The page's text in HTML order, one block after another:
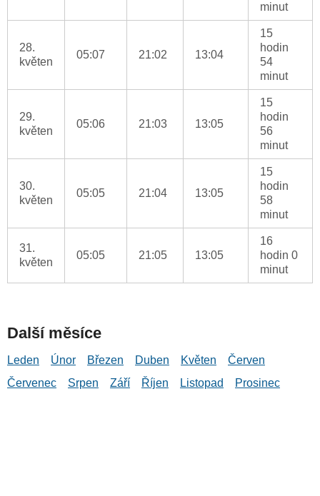
minut
28.
květen
05:07 21:02 13:04
15
hodin
54
minut
29.
květen
05:06 21:03 13:05
15
hodin
56
minut
30.
květen
05:05 21:04 13:05
15
hodin
58
minut
31.
květen
05:05 21:05 13:05
16
hodin 0
minut
Další měsíce
Leden Únor Březen Duben Květen
Červen
Červenec
Srpen Září Říjen Listopad Prosinec